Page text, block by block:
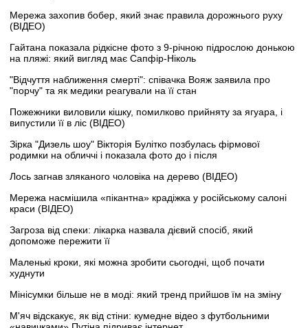
Мережа захопив бобер, який знає правила дорожнього руху
(ВІДЕО)
Гайтана показала рідкісне фото з 9-річною підрослою донькою
на пляжі: який вигляд має Сапфір-Ніколь
"Відчуття наближення смерті": співачка Вояж заявила про
"порчу" та як медики реагували на її стан
Пожежники виловили кішку, помилково прийняту за ягуара, і
випустили її в ліс (ВІДЕО)
Зірка "Дизель шоу" Вікторія Булітко позбулась фірмової
родимки на обличчі і показала фото до і після
Лось загнав зляканого чоловіка на дерево (ВІДЕО)
Мережа насмішила «пікантна» крадіжка у російському салоні
краси (ВІДЕО)
Загроза від спеки: лікарка назвала дієвий спосіб, який
допоможе пережити її
Маленькі кроки, які можна зробити сьогодні, щоб почати
худнути
Мінісумки більше не в моді: який тренд прийшов їм на зміну
М'яч відскакує, як від стіни: кумедне відео з футбольними